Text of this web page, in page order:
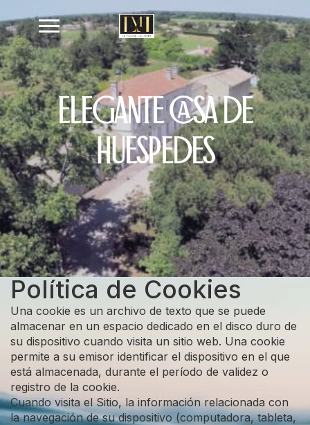
ELEGANTE CASA DE
HUÉSPEDES
Política de Cookies
Una cookie es un archivo de texto que se puede
almacenar en un espacio dedicado en el disco duro de
su dispositivo cuando visita un sitio web. Una cookie
permite a su emisor identificar el dispositivo en el que
está almacenada, durante el período de validez o
registro de la cookie.
Cuando visita el Sitio, la información relacionada con
la navegación de su dispositivo (computadora, tableta,